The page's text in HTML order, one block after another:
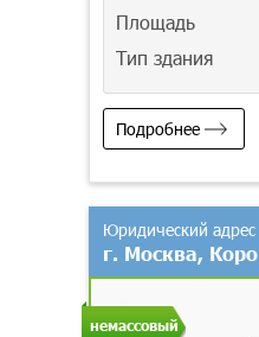
Площадь
Тип здания
Подробнее
немассовый
Юридический адрес
г. Москва,